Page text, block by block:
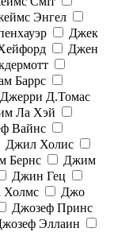
Энгел
Джек
Джен
Баррс
Джерри Д.Томас
Ла Хэй
Вайнс
Джил Холис
Бернс
Джим
Джин Гец
Холмс
Джо
Джозеф Принс
Эллаин